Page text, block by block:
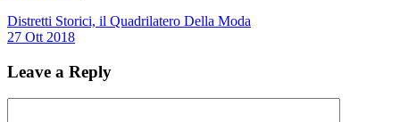
Distretti Storici, il Quadrilatero Della Moda
27 Ott 2018
Leave a Reply